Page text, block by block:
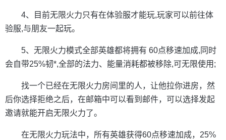
4、目前无限火力只有在体验服才能玩,玩家可以前往体
验服,与朋友一起玩。
5、无限火力模式全部英雄都将拥有 60点移速加成,同时
会自带25%韧*,全部的法力、能量消耗都被移除,可无限使用;
找一个已经在无限火力房间里的人，让他拉你进房，然
后你选择拒绝之后，在邮箱中可以看到邮件，可以选择发起
邀请就能开启无限火力了。
在无限火力玩法中，所有英雄获得60点移速加成，25%